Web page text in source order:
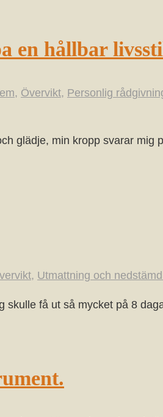
en hållbar
, Övervikt, Personlig
glädje, min kropp svarar mig
, Utmattning och
skulle få ut så mycket på 8